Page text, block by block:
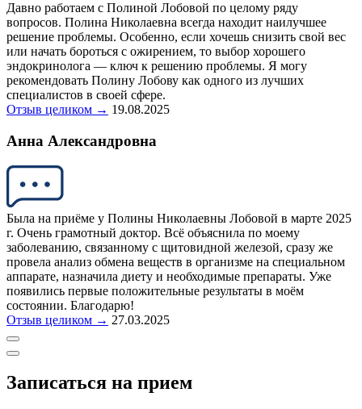
Давно работаем с Полиной Лобовой по целому ряду
вопросов. Полина Николаевна всегда находит наилучшее
решение проблемы. Особенно, если хочешь снизить свой вес
или начать бороться с ожирением, то выбор хорошего
эндокринолога — ключ к решению проблемы. Я могу
рекомендовать Полину Лобову как одного из лучших
специалистов в своей сфере.
Отзыв целиком → 19.08.2025
Анна Александровна
Была на приёме у Полины Николаевны Лобовой в марте 2025
г. Очень грамотный доктор. Всё объяснила по моему
заболеванию, связанному с щитовидной железой, сразу же
провела анализ обмена веществ в организме на специальном
аппарате, назначила диету и необходимые препараты. Уже
появились первые положительные результаты в моём
состоянии. Благодарю!
Отзыв целиком → 27.03.2025
Записаться на прием